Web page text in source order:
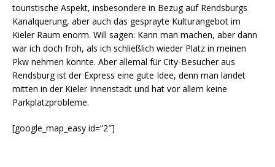
touristische Aspekt, insbesondere in Bezug auf Rendsburgs
Kanalquerung, aber auch das gesprayte Kulturangebot im
Kieler Raum enorm. Will sagen: Kann man machen, aber dann
war ich doch froh, als ich schließlich wieder Platz in meinen
Pkw nehmen konnte. Aber allemal für City-Besucher aus
Rendsburg ist der Express eine gute Idee, denn man landet
mitten in der Kieler Innenstadt und hat vor allem keine
Parkplatzprobleme.
[google_map_easy id=“2″]